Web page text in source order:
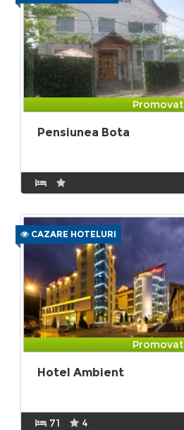
Promovat
Pensiunea Bota
CAZARE HOTELURI
Promovat
Hotel Ambient
71 4